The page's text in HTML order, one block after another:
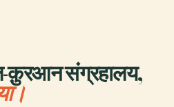
क़ुरआन संग्रहालय,